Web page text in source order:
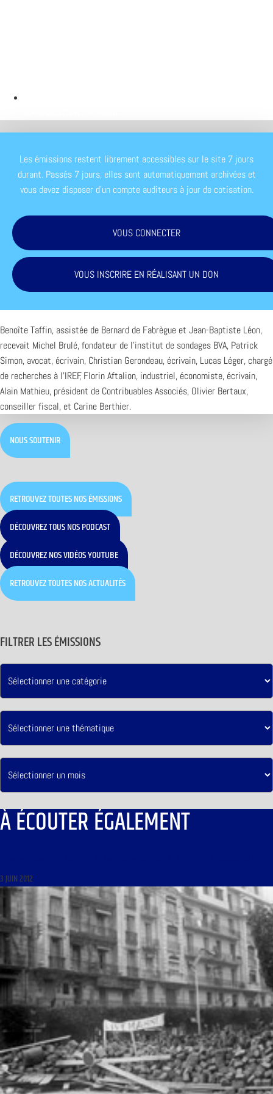
Les émissions restent librement accessibles sur le site 7 jours
durant. Passés 7 jours, elles sont automatiquement archivées et
vous devez disposer d'un compte auditeurs à jour de cotisation.
VOUS CONNECTER
VOUS INSCRIRE EN RÉALISANT UN DON
Benoîte Taffin, assistée de Bernard de Fabrègue et Jean-Baptiste Léon,
recevait Michel Brulé, fondateur de l’institut de sondages BVA, Patrick
Simon, avocat, écrivain, Christian Gerondeau, écrivain, Lucas Léger, chargé
de recherches à l’IREF, Florin Aftalion, industriel, économiste, écrivain,
Alain Mathieu, président de Contribuables Associés, Olivier Bertaux,
conseiller fiscal, et Carine Berthier.
NOUS SOUTENIR
RETROUVEZ TOUTES NOS ÉMISSIONS
DÉCOUVREZ TOUS NOS PODCAST
DÉCOUVREZ NOS VIDÉOS YOUTUBE
RETROUVEZ TOUTES NOS ACTUALITÉS
FILTRER LES ÉMISSIONS
À ÉCOUTER ÉGALEMENT
3 JUIN 2012